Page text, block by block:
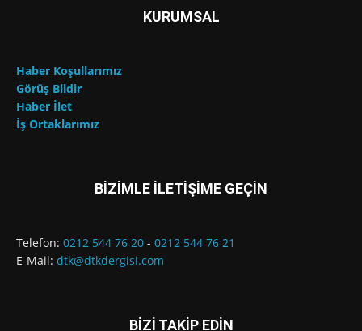
KURUMSAL
Haber Koşullarımız
Görüş Bildir
Haber İlet
İş Ortaklarımız
BİZİMLE İLETİŞİME GEÇİN
Telefon: 0212 544 76 20 - 0212 544 76 21
E-Mail: dtk@dtkdergisi.com
BİZİ TAKİP EDİN